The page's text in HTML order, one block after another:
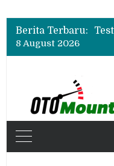
Berita Terbaru:
8 August 2026